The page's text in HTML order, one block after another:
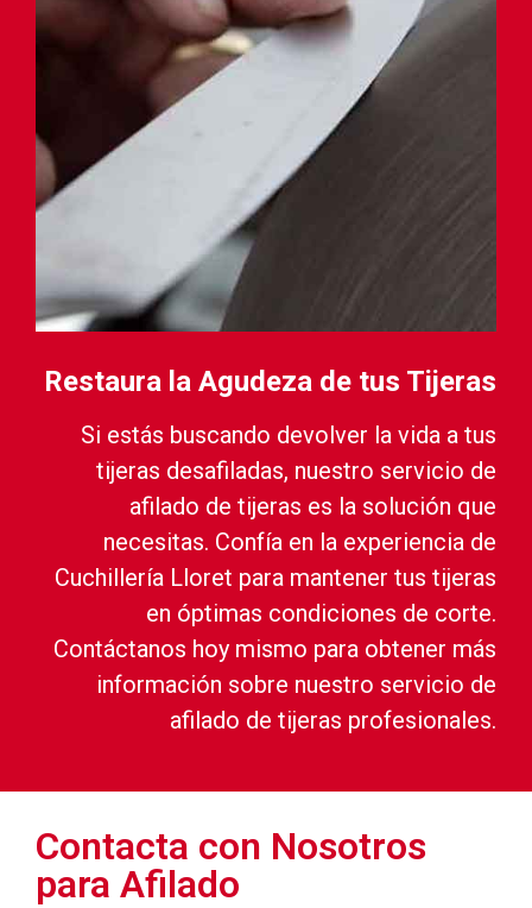
Restaura la Agudeza de tus Tijeras
Si estás buscando devolver la vida a tus
tijeras desafiladas, nuestro servicio de
afilado de tijeras es la solución que
necesitas. Confía en la experiencia de
Cuchillería Lloret para mantener tus tijeras
en óptimas condiciones de corte.
Contáctanos hoy mismo para obtener más
información sobre nuestro servicio de
afilado de tijeras profesionales.
Contacta con Nosotros
para Afilado